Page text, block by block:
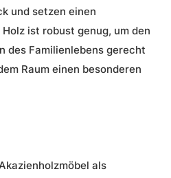
und setzen einen
ist robust genug, um den
des Familienlebens gerecht
Raum einen besonderen
als